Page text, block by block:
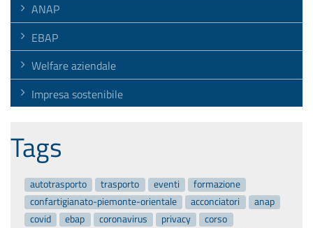
ANAP
EBAP
Welfare aziendale
Impresa sostenibile
Tags
autotrasporto trasporto eventi
formazione
confartigianato-piemonte-orientale
acconciatori
anap
covid
ebap coronavirus privacy
corso